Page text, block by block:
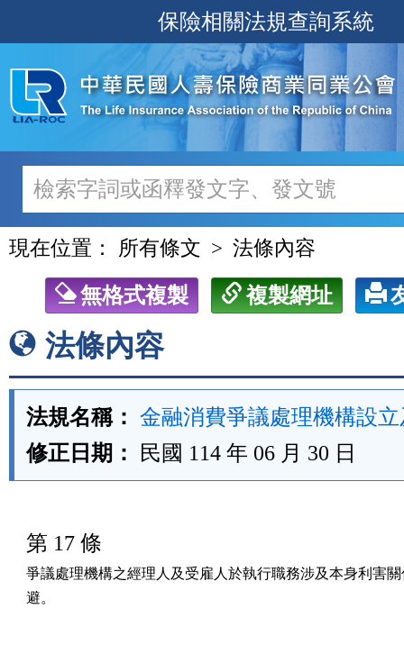
至
主
內
容
保險相關法規查詢系統
現在位置： 所有條文 法條內容
無格式複製 複製網址
法條內容
法規名稱： 金融消費爭議處理機構設
修正日期：
民國 114 年 06 月 30 日
第 17 條
爭議處理機構之經理人及受雇人於執行職務涉及本身利害
避。